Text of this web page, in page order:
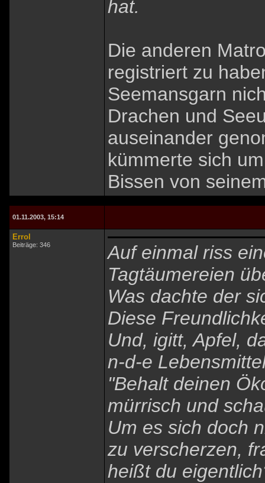
hat.
Die anderen
registriert zu
Seemansgarn
Drachen und
auseinander
kümmerte sich
Bissen von
01.11.2003, 15:14
Errol
Beiträge: 346
Auf einmal riss
Tagtäumereien
Was dachte der
Diese
Und, igitt, Apfel,
n-d-e
"Behalt deinen
mürrisch und
Um es sich doch
zu verscherzen,
heißt du